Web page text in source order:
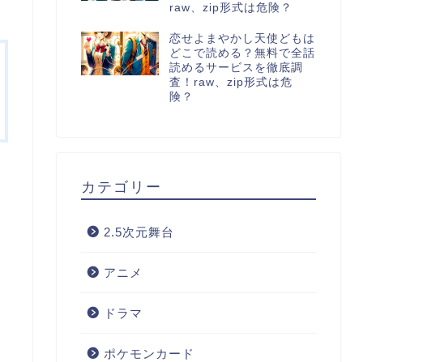
raw、zip形式は危険？
恋せよまやかし天使どもは
どこで読める？無料で全話
読めるサービスを徹底調
査！raw、zip形式は危
険？
カテゴリー
2.5次元舞台
アニメ
ドラマ
ポケモンカード